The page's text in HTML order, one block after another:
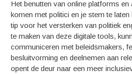
Het benutten van online platforms
komen met politici en je stem te
tip voor het versterken van politiek
te maken van deze digitale tools,
communiceren met beleidsmakers,
besluitvorming en deelnemen aan
opent de deur naar een meer